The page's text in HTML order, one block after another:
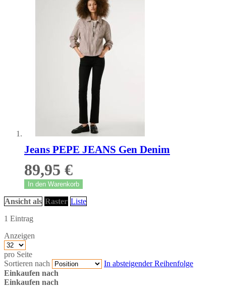
Jeans PEPE JEANS Gen Denim
89,95 €
In den Warenkorb
Ansicht als Raster Liste
1 Eintrag
Anzeigen
pro Seite
Sortieren nach
In absteigender Reihenfolge
Einkaufen nach
Einkaufen nach